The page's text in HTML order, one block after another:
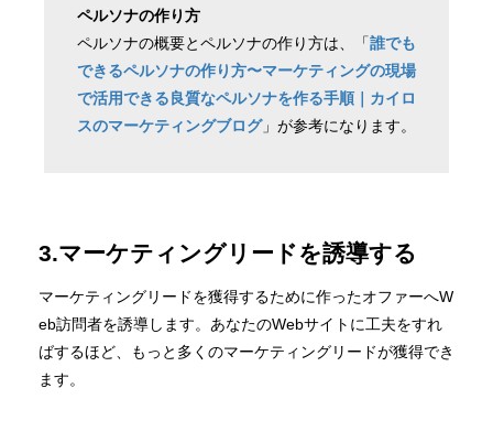
ペルソナの作り方
ペルソナの概要とペルソナの作り方は、「誰でも
できるペルソナの作り方〜マーケティングの現場
で活用できる良質なペルソナを作る手順｜カイロ
スのマーケティングブログ」が参考になります。
3.マーケティングリードを誘導する
マーケティングリードを獲得するために作ったオファーへW
eb訪問者を誘導します。あなたのWebサイトに工夫をすれ
ばするほど、もっと多くのマーケティングリードが獲得でき
ます。